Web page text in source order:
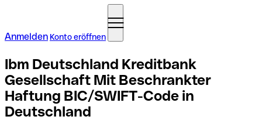
Anmelden Konto eröffnen
Ibm Deutschland Kreditbank
Gesellschaft Mit Beschrankter
Haftung BIC/SWIFT-Code in
Deutschland